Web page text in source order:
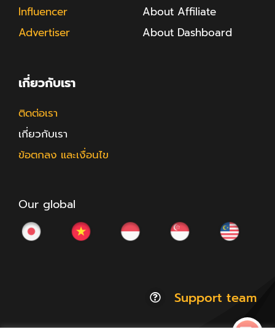
Influencer
Advertiser
About Affiliate
About Dashboard
เกี่ยวกับเรา
ติดต่อเรา
เกี่ยวกับเรา
ข้อตกลง และเงื่อนไข
Our global
Support team